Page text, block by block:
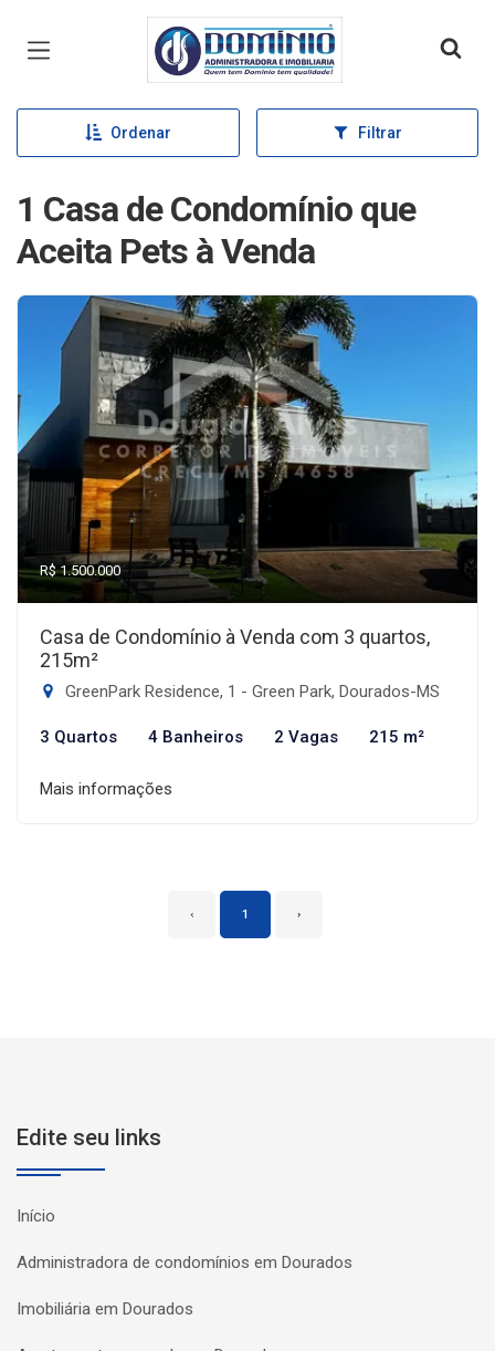
Página inicial
Ordenar Filtrar
1 Casa de Condomínio que
Aceita Pets à Venda
R$ 1.500.000
Casa de Condomínio à Venda com 3 quartos,
215m²
GreenPark Residence, 1 - Green Park, Dourados-MS
3 Quartos 4 Banheiros 2 Vagas 215 m²
Mais informações
‹ 1 ›
Edite seu links
Início
Administradora de condomínios em Dourados
Imobiliária em Dourados